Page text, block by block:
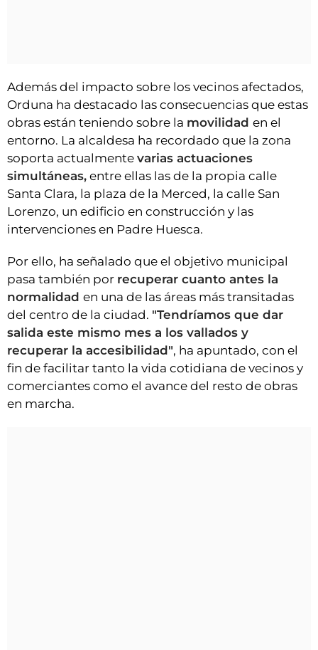
Además del impacto sobre los vecinos afectados,
Orduna ha destacado las consecuencias que estas
obras están teniendo sobre la movilidad en el
entorno. La alcaldesa ha recordado que la zona
soporta actualmente varias actuaciones
simultáneas, entre ellas las de la propia calle
Santa Clara, la plaza de la Merced, la calle San
Lorenzo, un edificio en construcción y las
intervenciones en Padre Huesca.
Por ello, ha señalado que el objetivo municipal
pasa también por recuperar cuanto antes la
normalidad en una de las áreas más transitadas
del centro de la ciudad. "Tendríamos que dar
salida este mismo mes a los vallados y
recuperar la accesibilidad", ha apuntado, con el
fin de facilitar tanto la vida cotidiana de vecinos y
comerciantes como el avance del resto de obras
en marcha.